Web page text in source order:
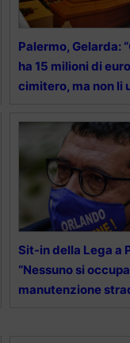
Palermo, Gelarda:
ha 15 milioni di
cimitero, ma non li
Sit-in della Lega a
“Nessuno si
manutenzione